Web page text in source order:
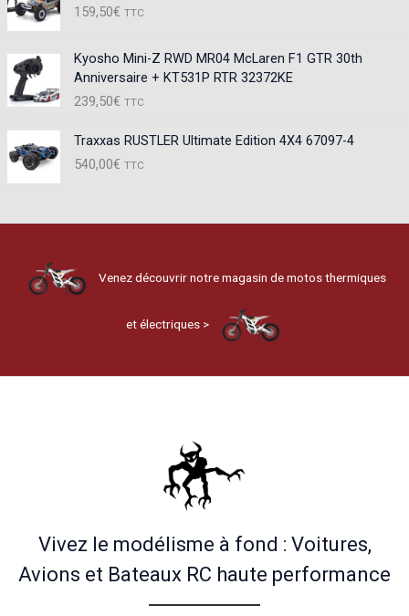
159,50€ TTC
Kyosho Mini-Z RWD MR04 McLaren F1 GTR 30th
Anniversaire + KT531P RTR 32372KE
239,50€ TTC
Traxxas RUSTLER Ultimate Edition 4X4 67097-4
540,00€ TTC
Venez découvrir notre magasin de motos thermiques
et électriques >
Vivez le modélisme à fond : Voitures,
Avions et Bateaux RC haute performance